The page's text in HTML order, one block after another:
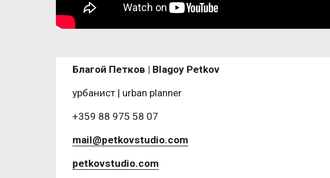
Благой Петков | Blagoy Petkov
урбанист | urban planner
+359 88 975 58 07
mail@petkovstudio.com
petkovstudio.com